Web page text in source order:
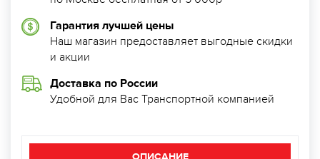
Гарантия лучшей цены
Наш магазин предоставляет выгодные скидки
и акции
Доставка по России
Удобной для Вас Транспортной компанией